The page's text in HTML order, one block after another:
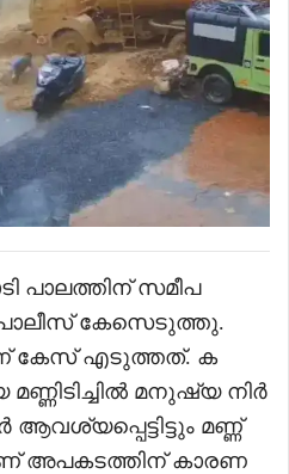
പാലത്തിന് സമീപ
പൊലീസ് കേസെടുത്തു.
കേസ് എടുത്തത്. ക
മണ്ണിടിച്ചിൽ മനുഷ്യ നിർ
ആവശ്യപ്പെട്ടിട്ടും മണ്ണ്
അപകടത്തിന് കാരണ